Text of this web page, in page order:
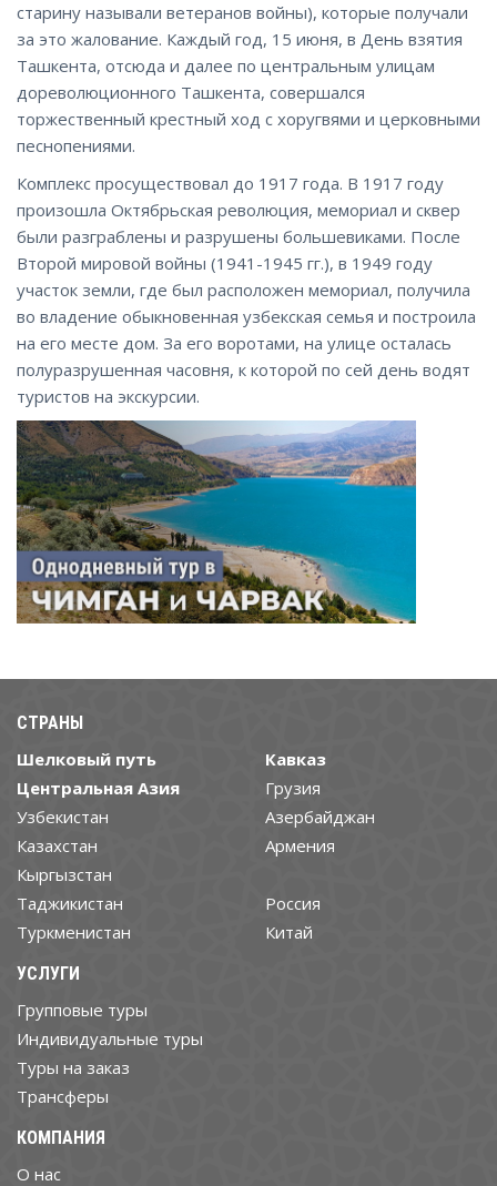
старину называли ветеранов войны), которые получали
за это жалование. Каждый год, 15 июня, в День взятия
Ташкента, отсюда и далее по центральным улицам
дореволюционного Ташкента, совершался
торжественный крестный ход с хоругвями и церковными
песнопениями.
Комплекс просуществовал до 1917 года. В 1917 году
произошла Октябрьская революция, мемориал и сквер
были разграблены и разрушены большевиками. После
Второй мировой войны (1941-1945 гг.), в 1949 году
участок земли, где был расположен мемориал, получила
во владение обыкновенная узбекская семья и построила
на его месте дом. За его воротами, на улице осталась
полуразрушенная часовня, к которой по сей день водят
туристов на экскурсии.
СТРАНЫ
Шелковый путь
Центральная Азия
Узбекистан
Казахстан
Кыргызстан
Таджикистан
Туркменистан
Кавказ
Грузия
Азербайджан
Армения
Россия
Китай
УСЛУГИ
Групповые туры
Индивидуальные туры
Туры на заказ
Трансферы
КОМПАНИЯ
О нас